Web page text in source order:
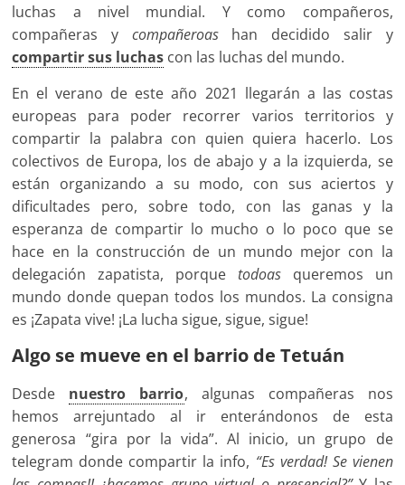
luchas a nivel mundial. Y como compañeros,
compañeras y compañeroashan decidido salir y
compartir sus luchas con las luchas del mundo.
En el verano de este año 2021 llegarán a las costas
europeas para poder recorrer varios territorios y
compartir la palabra con quien quiera hacerlo. Los
colectivos de Europa, los de abajo y a la izquierda, se
están organizando a su modo, con sus aciertos y
dificultades pero, sobre todo, con las ganas y la
esperanza de compartir lo mucho o lo poco que se
hace en la construcción de un mundo mejor con la
delegación zapatista, porque todoasqueremos un
mundo donde quepan todos los mundos. La consigna
es ¡Zapata vive! ¡La lucha sigue, sigue, sigue!
Algo se mueve en el barrio de Tetuán
Desde nuestro barrio, algunas compañeras nos
hemos arrejuntado al ir enterándonos de esta
generosa “gira por la vida”. Al inicio, un grupo de
telegram donde compartir la info, “Es verdad! Se vienen